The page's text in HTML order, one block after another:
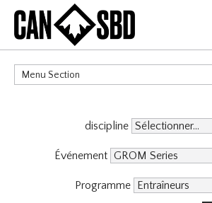
Menu Section
discipline
Événement
Programme